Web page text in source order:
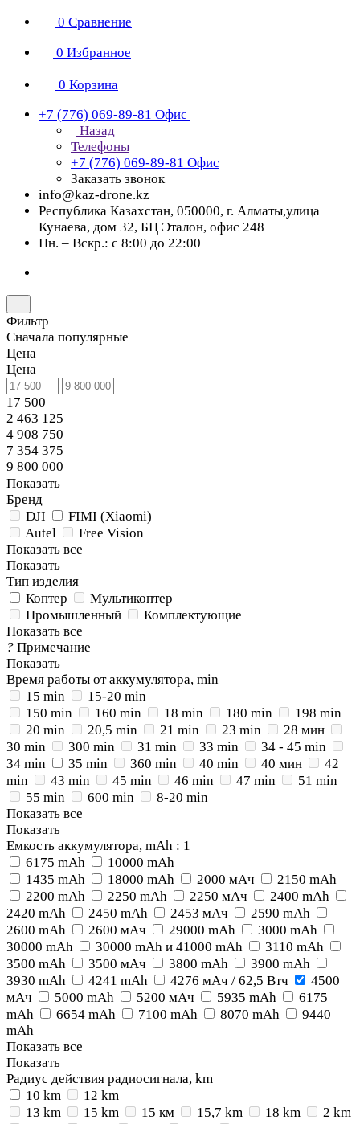
0 Сравнение
0 Избранное
0 Корзина
+7 (776) 069-89-81 Офис
Назад
Телефоны
+7 (776) 069-89-81 Офис
Заказать звонок
info@kaz-drone.kz
Республика Казахстан, 050000, г. Алматы,улица
Кунаева, дом 32, БЦ Эталон, офис 248
Пн. – Вскр.: с 8:00 до 22:00
Фильтр
Сначала популярные
Цена
Цена
17 500
2 463 125
4 908 750
7 354 375
9 800 000
Показать
Бренд
DJI
FIMI (Xiaomi)
Autel
Free Vision
Показать все
Показать
Тип изделия
Коптер
Мультикоптер
Промышленный
Комплектующие
Показать все
? Примечание
Показать
Время работы от аккумулятора, min
15 min
15-20 min
150 min
160 min 18 min 180 min
198 min
20 min
20,5 min 21 min 23 min
28 мин
30 min
300 min 31 min 33 min
34 - 45 min
34 min
35 min 360 min 40 min 40 мин
42
min
43 min 45 min 46 min 47 min
51 min
55 min
600 min
8-20 min
Показать все
Показать
Емкость аккумулятора, mAh : 1
6175 mAh
10000 mAh
1435 mAh
18000 mAh 2000 мАч
2150 mAh
2200 mAh
2250 mAh 2250 мАч
2400 mAh
2420 mAh
2450 mAh 2453 мАч
2590 mAh
2600 mAh
2600 мАч 29000 mAh
3000 mAh
30000 mAh
30000 mAh и 41000 mAh
3110 mAh
3500 mAh
3500 мАч 3800 mAh
3900 mAh
3930 mAh
4241 mAh 4276 мАч / 62,5 Втч
4500
мАч
5000 mAh 5200 мАч 5935 mAh
6175
mAh
6654 mAh 7100 mAh 8070 mAh
9440
mAh
Показать все
Показать
Радиус действия радиосигнала, km
10 km
12 km
13 km
15 km 15 км 15,7 km 18 km
2 km